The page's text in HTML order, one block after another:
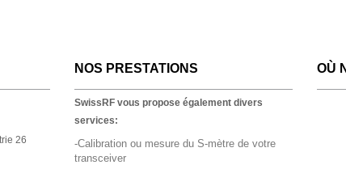
26
NOS PRESTATIONS
SwissRF vous propose également divers
services:
-Calibration ou mesure du S-mètre de votre
transceiver
OÙ